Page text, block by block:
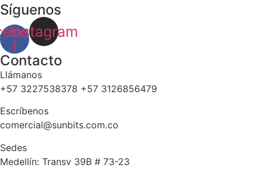
Síguenos
f
Instagram
Contacto
Llámanos
+57 3227538378 +57 3126856479
Escríbenos
comercial@sunbits.com.co
Sedes
Medellín: Transv 39B # 73-23